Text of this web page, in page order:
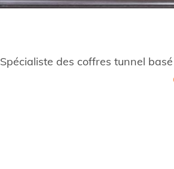
Spécialiste des coffres tunnel